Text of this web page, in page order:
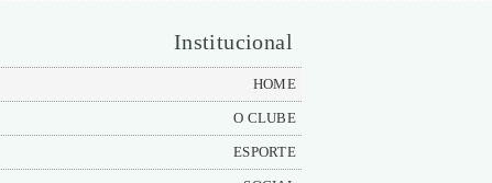
Institucional
HOME
O CLUBE
ESPORTE